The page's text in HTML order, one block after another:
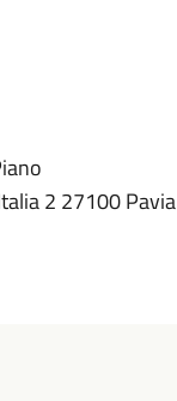
2 27100 Pavia